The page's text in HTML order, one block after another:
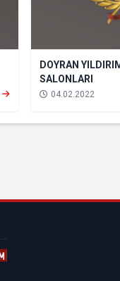
DOYRAN
SALONLARI
04.02.2022